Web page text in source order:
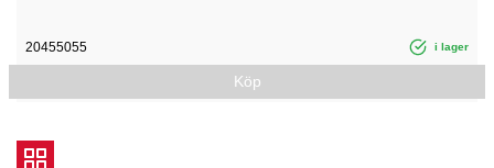
20455055 i lager
Köp